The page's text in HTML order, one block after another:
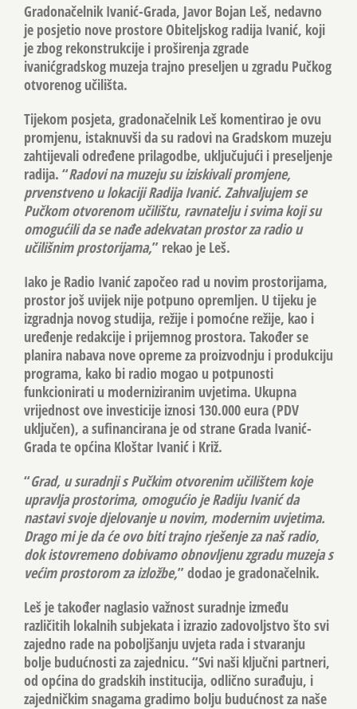
Gradonačelnik Ivanić-Grada, Javor Bojan Leš, nedavno
je posjetio nove prostore Obiteljskog radija Ivanić, koji
je zbog rekonstrukcije i proširenja zgrade
ivanićgradskog muzeja trajno preseljen u zgradu Pučkog
otvorenog učilišta.
Tijekom posjeta, gradonačelnik Leš komentirao je ovu
promjenu, istaknuvši da su radovi na Gradskom muzeju
zahtijevali određene prilagodbe, uključujući i preseljenje
radija. “Radovi na muzeju su iziskivali promjene,
prvenstveno u lokaciji Radija Ivanić. Zahvaljujem se
Pučkom otvorenom učilištu, ravnatelju i svima koji su
omogućili da se nađe adekvatan prostor za radio u
učilišnim prostorijama,” rekao je Leš.
Iako je Radio Ivanić započeo rad u novim prostorijama,
prostor još uvijek nije potpuno opremljen. U tijeku je
izgradnja novog studija, režije i pomoćne režije, kao i
uređenje redakcije i prijemnog prostora. Također se
planira nabava nove opreme za proizvodnju i produkciju
programa, kako bi radio mogao u potpunosti
funkcionirati u moderniziranim uvjetima. Ukupna
vrijednost ove investicije iznosi 130.000 eura (PDV
uključen), a sufinancirana je od strane Grada Ivanić-
Grada te općina Kloštar Ivanić i Križ.
“Grad, u suradnji s Pučkim otvorenim učilištem koje
upravlja prostorima, omogućio je Radiju Ivanić da
nastavi svoje djelovanje u novim, modernim uvjetima.
Drago mi je da će ovo biti trajno rješenje za naš radio,
dok istovremeno dobivamo obnovljenu zgradu muzeja s
većim prostorom za izložbe,” dodao je gradonačelnik.
Leš je također naglasio važnost suradnje između
različitih lokalnih subjekata i izrazio zadovoljstvo što svi
zajedno rade na poboljšanju uvjeta rada i stvaranju
bolje budućnosti za zajednicu. “Svi naši ključni partneri,
od općina do gradskih institucija, odlično surađuju, i
zajedničkim snagama gradimo bolju budućnost za naše